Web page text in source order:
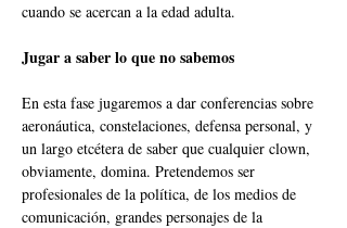
cuando se acercan a la edad adulta.
Jugar a saber lo que no sabemos
En esta fase jugaremos a dar conferencias sobre
aeronáutica, constelaciones, defensa personal, y
un largo etcétera de saber que cualquier clown,
obviamente, domina. Pretendemos ser
profesionales de la política, de los medios de
comunicación, grandes personajes de la